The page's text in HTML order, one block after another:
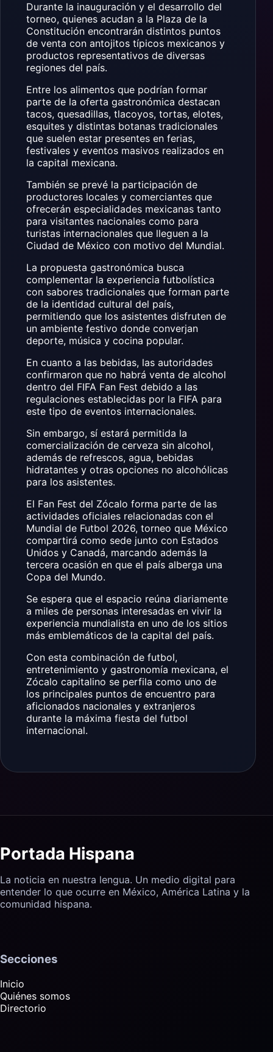
Durante la inauguración y el desarrollo del
torneo, quienes acudan a la Plaza de la
Constitución encontrarán distintos puntos
de venta con antojitos típicos mexicanos y
productos representativos de diversas
regiones del país.
Entre los alimentos que podrían formar
parte de la oferta gastronómica destacan
tacos, quesadillas, tlacoyos, tortas, elotes,
esquites y distintas botanas tradicionales
que suelen estar presentes en ferias,
festivales y eventos masivos realizados en
la capital mexicana.
También se prevé la participación de
productores locales y comerciantes que
ofrecerán especialidades mexicanas tanto
para visitantes nacionales como para
turistas internacionales que lleguen a la
Ciudad de México con motivo del Mundial.
La propuesta gastronómica busca
complementar la experiencia futbolística
con sabores tradicionales que forman parte
de la identidad cultural del país,
permitiendo que los asistentes disfruten de
un ambiente festivo donde converjan
deporte, música y cocina popular.
En cuanto a las bebidas, las autoridades
confirmaron que no habrá venta de alcohol
dentro del FIFA Fan Fest debido a las
regulaciones establecidas por la FIFA para
este tipo de eventos internacionales.
Sin embargo, sí estará permitida la
comercialización de cerveza sin alcohol,
además de refrescos, agua, bebidas
hidratantes y otras opciones no alcohólicas
para los asistentes.
El Fan Fest del Zócalo forma parte de las
actividades oficiales relacionadas con el
Mundial de Futbol 2026, torneo que México
compartirá como sede junto con Estados
Unidos y Canadá, marcando además la
tercera ocasión en que el país alberga una
Copa del Mundo.
Se espera que el espacio reúna diariamente
a miles de personas interesadas en vivir la
experiencia mundialista en uno de los sitios
más emblemáticos de la capital del país.
Con esta combinación de futbol,
entretenimiento y gastronomía mexicana, el
Zócalo capitalino se perfila como uno de
los principales puntos de encuentro para
aficionados nacionales y extranjeros
durante la máxima fiesta del futbol
internacional.
Portada Hispana
La noticia en nuestra lengua. Un medio digital para
entender lo que ocurre en México, América Latina y la
comunidad hispana.
Secciones
Inicio
Quiénes somos
Directorio